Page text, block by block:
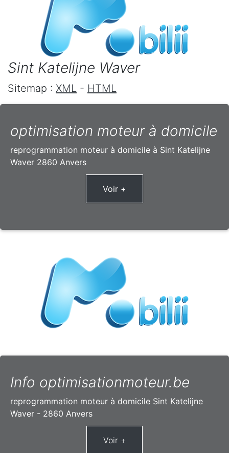
Sint Katelijne Waver
Sitemap : XML - HTML
optimisation moteur à domicile
reprogrammation moteur à domicile à Sint Katelijne
Waver 2860 Anvers
Voir +
Info optimisationmoteur.be
reprogrammation moteur à domicile Sint Katelijne
Waver - 2860 Anvers